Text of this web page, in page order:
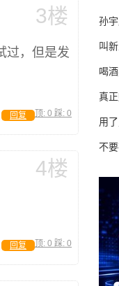
3楼
过，但是发
顶: 0 踩: 0
回复
4楼
顶: 0 踩: 0
回复
孙
叫
喝
真
用
不